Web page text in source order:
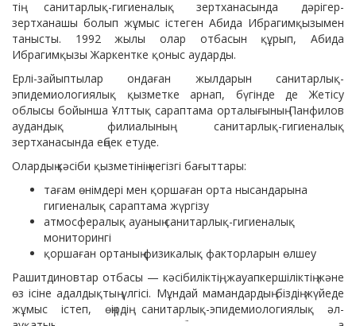
тің санитарлық-гигиеналық зертханасында дәрігер-
зертханашы болып жұмыс істеген Абида Ибрагимқызымен
танысты. 1992 жылы олар отбасын құрып, Абида
Ибрагимқызы Жаркентке қоныс аударды.
Ерлі-зайыптылар ондаған жылдарын санитарлық-
эпидемиологиялық қызметке арнап, бүгінде де Жетісу
облысы бойынша Ұлттық сараптама орталығының Панфилов
аудандық филиалының санитарлық-гигиеналық
зертханасында еңбек етуде.
Олардың кәсіби қызметінің негізгі бағыттары:
тағам өнімдері мен қоршаған орта нысандарына
гигиеналық сараптама жүргізу
атмосфералық ауаның санитарлық-гигиеналық
мониторингі
қоршаған ортаның физикалық факторларын өлшеу
Рашитдиновтар отбасы — кәсібиліктің, жауапкершіліктің және
өз ісіне адалдықтың үлгісі. Мұндай мамандардың біздің жүйеде
жұмыс істеп, өңірдің санитарлық-эпидемиологиялық әл-